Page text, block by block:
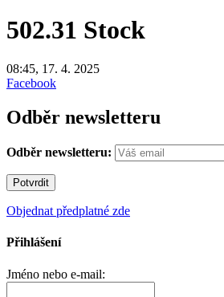
502.31 Stock
08:45, 17. 4. 2025
Facebook
Odběr newsletteru
Odběr newsletteru:
Objednat předplatné zde
Přihlášení
Jméno nebo e-mail: